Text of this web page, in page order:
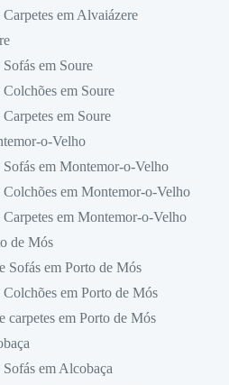
em Alvaiázere
em Soure
em Soure
em Soure
o-Velho
em Montemor-o-Velho
em Montemor-o-Velho
em Montemor-o-Velho
de Mós
Sofás em Porto de Mós
em Porto de Mós
carpetes em Porto de Mós
em Alcobaça